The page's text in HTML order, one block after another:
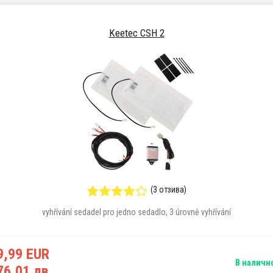
Keetec CSH 2
(3 отзива)
vyhřívání sedadel pro jedno sedadlo, 3 úrovně vyhřívání
EUR
В